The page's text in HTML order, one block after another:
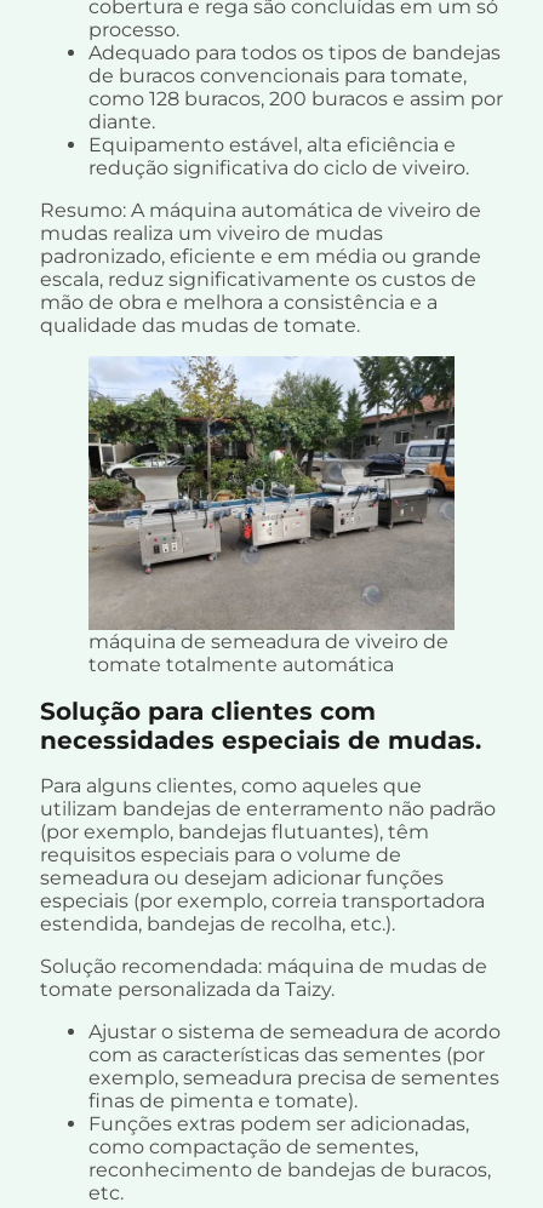
cobertura e rega são concluídas em um só
processo.
Adequado para todos os tipos de bandejas
de buracos convencionais para tomate,
como 128 buracos, 200 buracos e assim por
diante.
Equipamento estável, alta eficiência e
redução significativa do ciclo de viveiro.
Resumo: A máquina automática de viveiro de
mudas realiza um viveiro de mudas
padronizado, eficiente e em média ou grande
escala, reduz significativamente os custos de
mão de obra e melhora a consistência e a
qualidade das mudas de tomate.
máquina de semeadura de viveiro de
tomate totalmente automática
Solução para clientes com
necessidades especiais de mudas.
Para alguns clientes, como aqueles que
utilizam bandejas de enterramento não padrão
(por exemplo, bandejas flutuantes), têm
requisitos especiais para o volume de
semeadura ou desejam adicionar funções
especiais (por exemplo, correia transportadora
estendida, bandejas de recolha, etc.).
Solução recomendada: máquina de mudas de
tomate personalizada da Taizy.
Ajustar o sistema de semeadura de acordo
com as características das sementes (por
exemplo, semeadura precisa de sementes
finas de pimenta e tomate).
Funções extras podem ser adicionadas,
como compactação de sementes,
reconhecimento de bandejas de buracos,
etc.